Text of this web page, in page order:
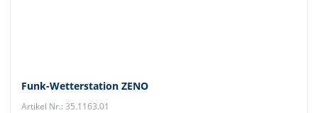
Funk-Wetterstation ZENO
Artikel Nr.: 35.1163.01